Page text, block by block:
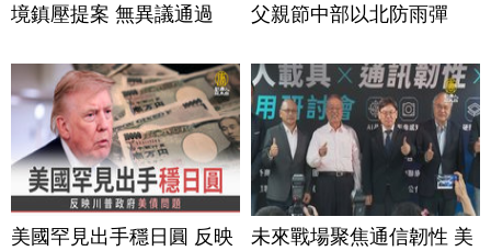
境鎮壓提案 無異議通過
父親節中部以北防雨彈
美國罕見出手穩日圓 反映
未來戰場聚焦通信韌性 美